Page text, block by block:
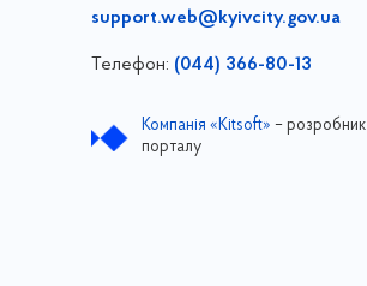
support.web@kyivcity.gov.ua
Телефон: (044) 366-80-13
Компанія «Kitsoft» – розробник
порталу